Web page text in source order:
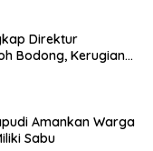
Direktur
Bodong, Kerugian
Amankan Warga
Sabu